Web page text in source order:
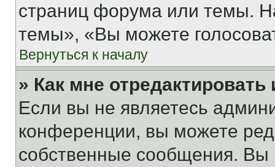
страниц форума или темы.
темы», «Вы можете
Вернуться к началу
» Как мне
Если вы не являетесь
конференции, вы можете
собственные сообщения. Вы